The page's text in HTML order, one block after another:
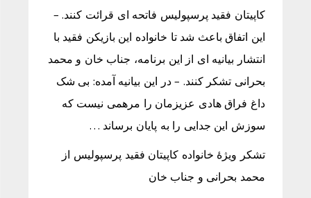
کاپیتان فقید پرسپولیس فاتحه ای قرائت کنند. –
این اتفاق باعث شد تا خانواده این بازیکن فقید با
انتشار بیانیه ای از این برنامه، جناب خان و محمد
بحرانی تشکر کنند. – در این بیانیه آمده: بی شک
داغ فراق هادی عزیزمان را مرهمی نیست که
سوزش این جدایی را به پایان برساند …
تشکر ویژۀ خانواده کاپیتان فقید پرسپولیس از
محمد بحرانی و جناب خان